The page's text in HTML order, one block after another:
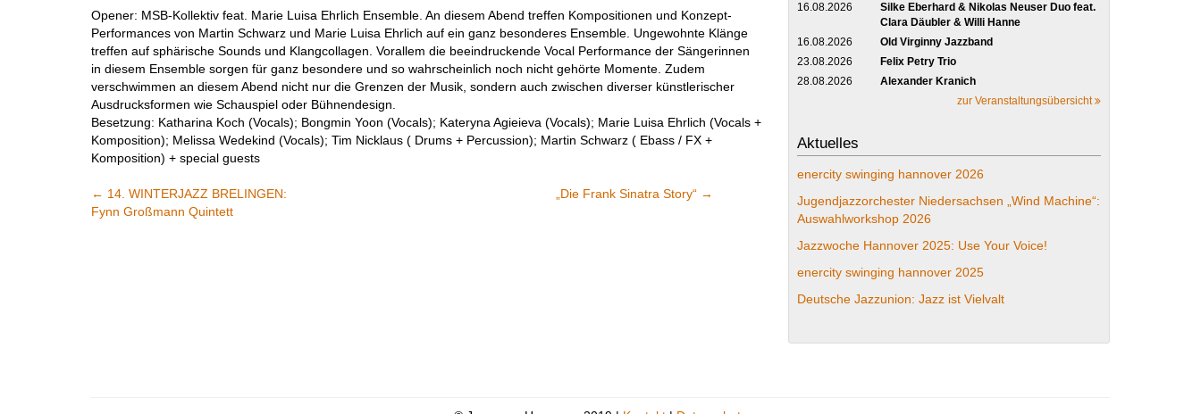
Opener: MSB-Kollektiv feat. Marie Luisa Ehrlich Ensemble. An diesem Abend treffen Kompositionen und Konzept-
Performances von Martin Schwarz und Marie Luisa Ehrlich auf ein ganz besonderes Ensemble. Ungewohnte Klänge
treffen auf sphärische Sounds und Klangcollagen. Vorallem die beeindruckende Vocal Performance der Sängerinnen
in diesem Ensemble sorgen für ganz besondere und so wahrscheinlich noch nicht gehörte Momente. Zudem
verschwimmen an diesem Abend nicht nur die Grenzen der Musik, sondern auch zwischen diverser künstlerischer
Ausdrucksformen wie Schauspiel oder Bühnendesign.
Besetzung: Katharina Koch (Vocals); Bongmin Yoon (Vocals); Kateryna Agieieva (Vocals); Marie Luisa Ehrlich (Vocals +
Komposition); Melissa Wedekind (Vocals); Tim Nicklaus ( Drums + Percussion); Martin Schwarz ( Ebass / FX +
Komposition) + special guests
← 14. WINTERJAZZ BRELINGEN:
Fynn Großmann Quintett
„Die Frank Sinatra Story“ →
16.08.2026
Silke Eberhard & Nikolas Neuser Duo feat.
Clara Däubler & Willi Hanne
16.08.2026
Old Virginny Jazzband
23.08.2026
Felix Petry Trio
28.08.2026
Alexander Kranich
zur Veranstaltungsübersicht
Aktuelles
enercity swinging hannover 2026
Jugendjazzorchester Niedersachsen „Wind Machine“:
Auswahlworkshop 2026
Jazzwoche Hannover 2025: Use Your Voice!
enercity swinging hannover 2025
Deutsche Jazzunion: Jazz ist Vielvalt